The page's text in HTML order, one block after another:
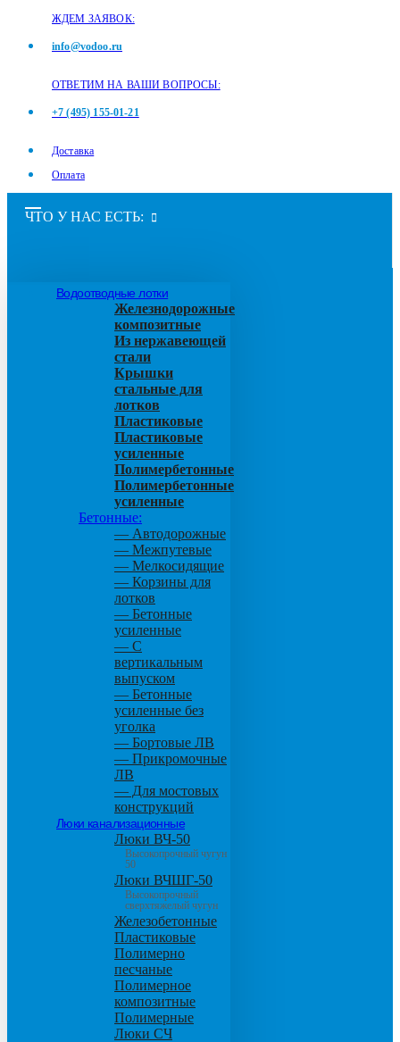
ЖДЕМ ЗАЯВОК:
info@vodoo.ru
ОТВЕТИМ НА ВАШИ ВОПРОСЫ:
+7 (495) 155-01-21
Доставка
Оплата
ЧТО У НАС ЕСТЬ:
Водоотводные лотки
Железнодорожные
композитные
Из нержавеющей
стали
Крышки
стальные для
лотков
Пластиковые
Пластиковые
усиленные
Полимербетонные
Полимербетонные
усиленные
Бетонные:
— Автодорожные
— Межпутевые
— Мелкосидящие
— Корзины для
лотков
— Бетонные
усиленные
— С
вертикальным
выпуском
— Бетонные
усиленные без
уголка
— Бортовые ЛВ
— Прикромочные
ЛВ
— Для мостовых
конструкций
Люки канализационные
Люки ВЧ-50
Высокопрочный чугун
50
Люки ВЧШГ-50
Высокопрочный
сверхтяжелый чугун
Железобетонные
Пластиковые
Полимерно
песчаные
Полимерное
композитные
Полимерные
Люки СЧ